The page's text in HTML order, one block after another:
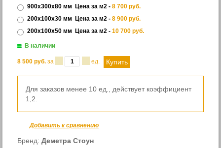
900х300х80 мм
Цена за м2 - 8 700 руб.
200х100х30 мм
Цена за м2 - 8 900 руб.
200х100х50 мм
Цена за м2 - 10 700 руб.
В наличии
8 500 руб. за ед.
Для заказов менее 10 ед., действует коэффициент
1,2.
Добавить к сравнению
Бренд: Деметра Стоун